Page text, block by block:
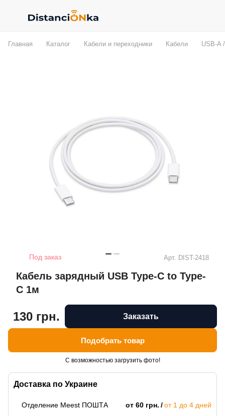
Главная Каталог Кабели и переходники Кабели USB-A
Под заказ Арт. DIST-2418
Кабель зарядный USB Type-C to Type-
C 1м
Доставка по Украине
Отделение Meest ПОШТА от 60 грн.
от 1 до 4 дней
130 грн. Заказать
Подобрать товар
С возможностью загрузить фото!